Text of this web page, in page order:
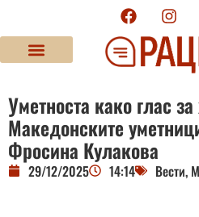
Уметноста како глас
Mакедонските
Фросина Кулакова
29/12/2025 14:14 Вести,